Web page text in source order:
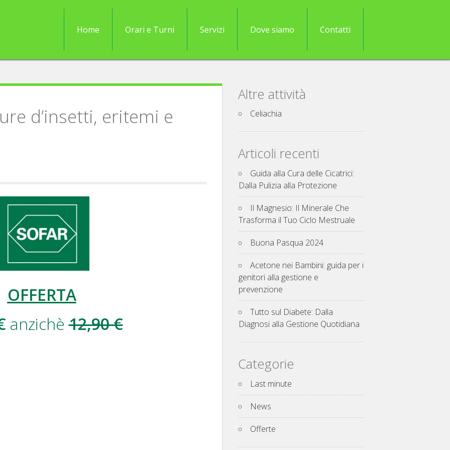
Home Orari e Turni Servizi Dove siamo Contatti
d’insetti, eritemi e
OFFERTA
anzichè12,90 €
Altre attività
Celiachia
Articoli recenti
Guida alla Cura delle Cicatrici:
Dalla Pulizia alla Protezione
Il Magnesio: Il Minerale Che
Trasforma il Tuo Ciclo Mestruale
Buona Pasqua 2024
Acetone nei Bambini: guida per i
genitori alla gestione e
prevenzione
Tutto sul Diabete: Dalla
Diagnosi alla Gestione Quotidiana
Categorie
Last minute
News
Offerte